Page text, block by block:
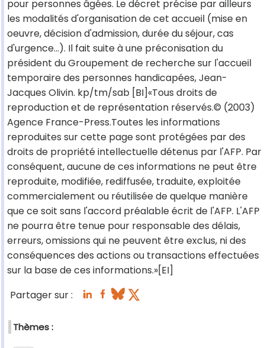
pour personnes âgées. Le décret précise par ailleurs
les modalités d'organisation de cet accueil (mise en
oeuvre, décision d'admission, durée du séjour, cas
d'urgence...). Il fait suite à une préconisation du
président du Groupement de recherche sur l'accueil
temporaire des personnes handicapées, Jean-
Jacques Olivin. kp/tm/sab [BI]«Tous droits de
reproduction et de représentation réservés.© (2003)
Agence France-Press.Toutes les informations
reproduites sur cette page sont protégées par des
droits de propriété intellectuelle détenus par l'AFP. Par
conséquent, aucune de ces informations ne peut être
reproduite, modifiée, rediffusée, traduite, exploitée
commercialement ou réutilisée de quelque manière
que ce soit sans l'accord préalable écrit de l'AFP. L'AFP
ne pourra être tenue pour responsable des délais,
erreurs, omissions qui ne peuvent être exclus, ni des
conséquences des actions ou transactions effectuées
sur la base de ces informations.»[EI]
Partager sur :
Thèmes :